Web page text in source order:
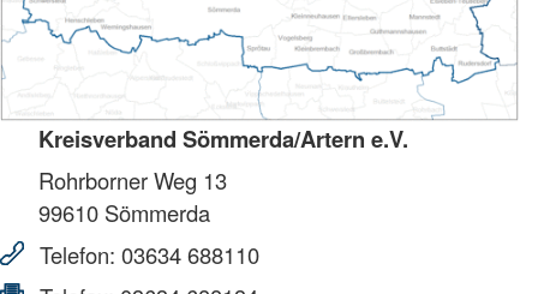
Kreisverband Sömmerda/Artern e.V.
Rohrborner Weg 13
99610 Sömmerda
Telefon: 03634 688110